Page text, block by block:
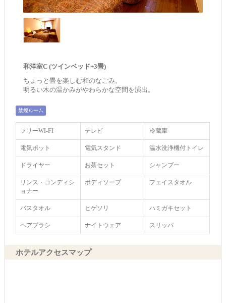
和洋室C (ツインベッド+3畳)
ちょっと畳を楽しむ和のなごみ。
明るい木の温かみがやわらかな空間を演出。
禁煙ルーム
フリーWI‐FI テレビ 冷蔵庫
電気ポット 電気スタンド 温水洗浄機付トイレ
ドライヤー お茶セット シャンプー
リンス・コンディシ
ョナー
ボディソープ フェイスタオル
バスタオル ヒゲソリ ハミガキセット
ヘアブラシ ナイトウェア スリッパ
ホテルアクセスマップ